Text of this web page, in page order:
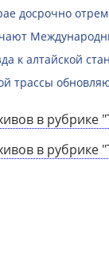
досрочно
к алтайской
трассы
в рубрике
в рубрике